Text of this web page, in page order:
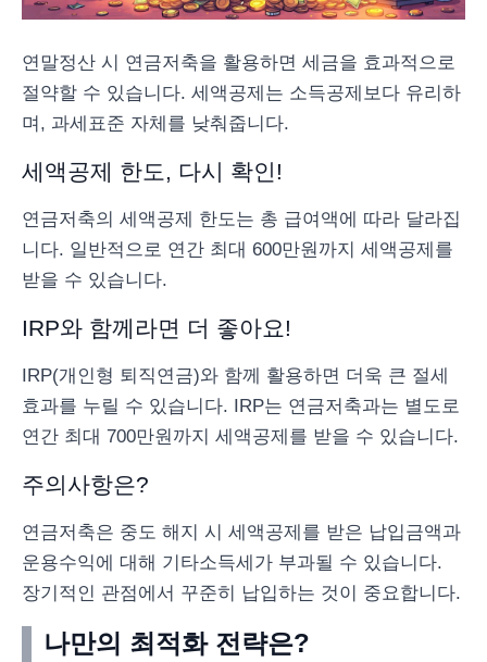
연말정산 시 연금저축을 활용하면 세금을 효과적으로
절약할 수 있습니다. 세액공제는 소득공제보다 유리하
며, 과세표준 자체를 낮춰줍니다.
세액공제 한도, 다시 확인!
연금저축의 세액공제 한도는 총 급여액에 따라 달라집
니다. 일반적으로 연간 최대 600만원까지 세액공제를
받을 수 있습니다.
IRP와 함께라면 더 좋아요!
IRP(개인형 퇴직연금)와 함께 활용하면 더욱 큰 절세
효과를 누릴 수 있습니다. IRP는 연금저축과는 별도로
연간 최대 700만원까지 세액공제를 받을 수 있습니다.
주의사항은?
연금저축은 중도 해지 시 세액공제를 받은 납입금액과
운용수익에 대해 기타소득세가 부과될 수 있습니다.
장기적인 관점에서 꾸준히 납입하는 것이 중요합니다.
나만의 최적화 전략은?